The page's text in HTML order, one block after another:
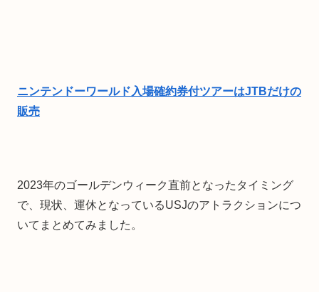
ニンテンドーワールド入場確約券付ツアーはJTBだけの
販売
2023年のゴールデンウィーク直前となったタイミング
で、現状、運休となっているUSJのアトラクションにつ
いてまとめてみました。